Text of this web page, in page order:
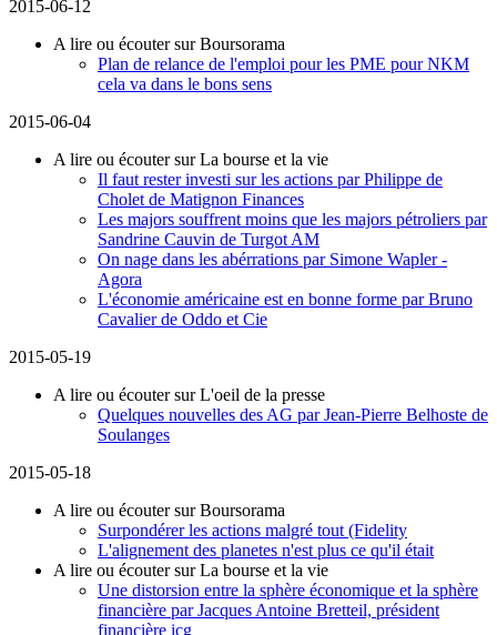
2015-06-12
A lire ou écouter sur Boursorama
Plan de relance de l'emploi pour les PME pour NKM
cela va dans le bons sens
2015-06-04
A lire ou écouter sur La bourse et la vie
Il faut rester investi sur les actions par Philippe de
Cholet de Matignon Finances
Les majors souffrent moins que les majors pétroliers par
Sandrine Cauvin de Turgot AM
On nage dans les abérrations par Simone Wapler -
Agora
L'économie américaine est en bonne forme par Bruno
Cavalier de Oddo et Cie
2015-05-19
A lire ou écouter sur L'oeil de la presse
Quelques nouvelles des AG par Jean-Pierre Belhoste de
Soulanges
2015-05-18
A lire ou écouter sur Boursorama
Surpondérer les actions malgré tout (Fidelity
L'alignement des planetes n'est plus ce qu'il était
A lire ou écouter sur La bourse et la vie
Une distorsion entre la sphère économique et la sphère
financière par Jacques Antoine Bretteil, président
financière icg